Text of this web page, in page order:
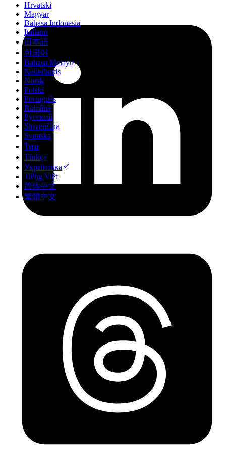
Hrvatski
Magyar
Bahasa Indonesia
Italiano
日本語
한국어
Bahasa Melayu
Nederlands
Norsk
Polski
Português
Română
Русский
Slovenčina
Svenska
ไทย
Türkçe
Українська
Tiếng Việt
简体中文
繁體中文